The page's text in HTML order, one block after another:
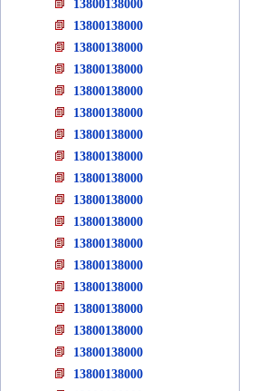
13800138000
13800138000
13800138000
13800138000
13800138000
13800138000
13800138000
13800138000
13800138000
13800138000
13800138000
13800138000
13800138000
13800138000
13800138000
13800138000
13800138000
13800138000